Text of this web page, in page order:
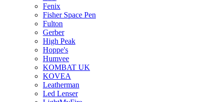
Fenix
Fisher Space Pen
Fulton
Gerber
High Peak
Hoppe's
Humvee
KOMBAT UK
KOVEA
Leatherman
Led Lenser